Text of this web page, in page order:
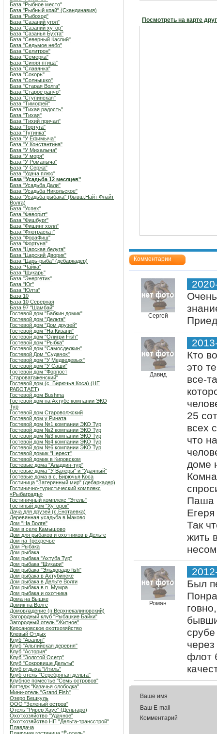
База "Рыбное место"
База "Рыбный край" (Скандинавия)
База "Рыбоход"
База "Сазаний угол"
База "Сазаний хутор"
База "Сазанья Бухта"
База "Северный Каспий"
База "Седьмое небо"
База "Селитрон"
База "Семерка"
База "Синяя птица"
База "Славянка"
База "Сокорь"
База "Солнышко"
База "Старая Волга"
База "Старое ранчо"
База "Ступинская"
База "Тимофей"
База "Тихая радость"
База "Тихая"
База "Тихий причал"
База "Тортуга"
База "Тутинка"
База "У Ефимыча"
База "У Константина"
База "У Михалыча"
База "У моря"
База "У Романыча"
База "У Сержа"
База "Удача плюс"
База "Усадьба 12 месяцев"
База "Усадьба Дали"
База "Усадьба Никольское"
База "Усадьба рыбака" (бывш.Найт Флайт
Волга)
База "Успех"
База "Фаворит"
База "Фишбург"
База "Фишинг холл"
База "Флотраскат"
База "ФораФиш"
База "Фортуна"
База "Царская белуга"
База "Царский Дворик"
База "Царь-рыба" (дебаркадер)
База "Чайка"
База "Щукарь"
База "Энергетик"
База "Юг"
База "Юлта"
База 10
База 10 Северная
База 97 "Шамбай"
Гостевой дом "Бабкин домик"
Гостевой дом "Дельта"
Гостевой дом "Дом друзей"
Гостевой дом "На Кизани"
Гостевой дом "Олигри Fish"
Гостевой дом "Рыбка"
Гостевой дом "Самосделкин"
Гостевой Дом "Судачок"
Гостевой дом "У Медведевых"
Гостевой дом "У Саши"
Гостевой дом "Форпост
Староватаженский"
Гостевой дом (с. Бирючья Коса) (НЕ
РАБОТАЕТ)
Гостевой дом Bushma
Гостевой дом на Ахтубе компании ЭКО
Тур
Гостевой дом Староволжский
Гостевой дом у Рината
Гостевой дом №1 компании ЭКО Тур
Гостевой дом №2 компании ЭКО Тур
Гостевой дом №3 компании ЭКО Тур
Гостевой дом №4 компании ЭКО Тур
Гостевой дом №6 компании ЭКО Тур
Гостевой домик "Нерест"
Гостевой домик в Кировском
Гостевые дома "Аладдин-тур"
Гостевые дома "У Валеры" и "Удачный"
Гостевые дома в с. Бирючья Коса
Гостиница "Затерянный мир" (дебаркадер)
Гостинично-туристический комплекс
«Рыбаградъ»
Гостиничный комплекс "Этель"
Гостиный дом "Хуторок"
Дача для друзей (с.Енотаевка)
Деревянная усадьба в Маково
Дом "На Волге"
Дом в селе Камышово
Дом для рыбаков и охотников в Дельте
Дом на Трехречье
Дом Рыбака
Дом рыбака
Дом рыбака "Ахтуба Тур"
Дом рыбака "Щукари"
Дом рыбака "Эльдорадо fish"
Дом рыбака в Ахтубинске
Дом рыбака в Дельте Волги
Дом рыбака в п. Мумра
Дом рыбака и охотника
Дома на Вышке
Домик на Волге
Домовладение (п.Верхнекалиновский)
Загородный клуб "Рыбацкие Байки"
Загородный отель "Житное"
Кирсановское охотхозяйство
Клевый Отдых
Клуб "Авалон"
Клуб "Альпийская деревня"
Клуб "Астория"
Клуб "Золотой Осетр"
Клуб "Сокровище Дельты"
Клуб отдыха "Итиль"
Клуб-отель "Серебряная дельта"
Клубное поместье "Семь островов"
Коттедж "Казачья слободка"
Мини-отель "Grand Fish"
Озеро Бешкуль
ООО "Зеленый остров"
Отель "Ривер Хаус" (Дельтаро)
Охотхозяйство "Удачное"
Охотхозяйство НП "Дельта-трансстрой"
Плавдача
Посмотреть на карте
Комментарии
Сергей
Давид
Кто
это
все-
25
всех
что
доме
Паша
Так
жить
Роман
Был
флот
Ваше имя
Ваш E-mail
Комментарий